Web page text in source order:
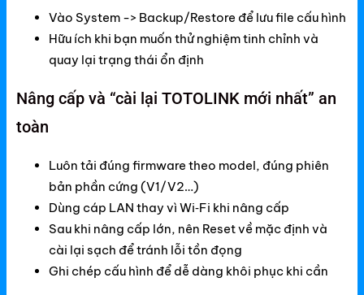
Vào System -> Backup/Restore để lưu file cấu hình
Hữu ích khi bạn muốn thử nghiệm tinh chỉnh và
quay lại trạng thái ổn định
Nâng cấp và “cài lại TOTOLINK mới nhất” an
toàn
Luôn tải đúng firmware theo model, đúng phiên
bản phần cứng (V1/V2…)
Dùng cáp LAN thay vì Wi‑Fi khi nâng cấp
Sau khi nâng cấp lớn, nên Reset về mặc định và
cài lại sạch để tránh lỗi tồn đọng
Ghi chép cấu hình để dễ dàng khôi phục khi cần